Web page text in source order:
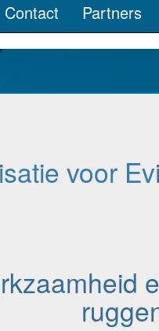
Contact Partners
voor